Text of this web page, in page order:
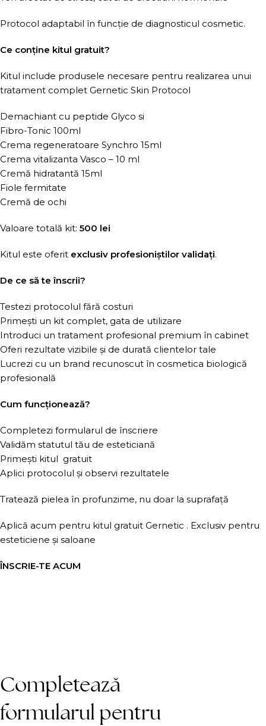
Protocol adaptabil în funcție de diagnosticul cosmetic.
Ce conține kitul gratuit?
Kitul include produsele necesare pentru realizarea unui
tratament complet Gernetic Skin Protocol
Demachiant cu peptide Glyco si
Fibro-Tonic 100ml
Crema regeneratoare Synchro 15ml
Crema vitalizanta Vasco – 10 ml
Cremă hidratantă 15ml
Fiole fermitate
Cremă de ochi
Valoare totală kit: 500 lei
Kitul este oferit exclusiv profesioniștilor validați.
De ce să te înscrii?
Testezi protocolul fără costuri
Primești un kit complet, gata de utilizare
Introduci un tratament profesional premium în cabinet
Oferi rezultate vizibile și de durată clientelor tale
Lucrezi cu un brand recunoscut în cosmetica biologică
profesională
Cum funcționează?
Completezi formularul de înscriere
Validăm statutul tău de esteticiană
Primești kitul gratuit
Aplici protocolul și observi rezultatele
Tratează pielea în profunzime, nu doar la suprafață
Aplică acum pentru kitul gratuit Gernetic . Exclusiv pentru
esteticiene și saloane
ÎNSCRIE-TE ACUM
Completează
formularul pentru